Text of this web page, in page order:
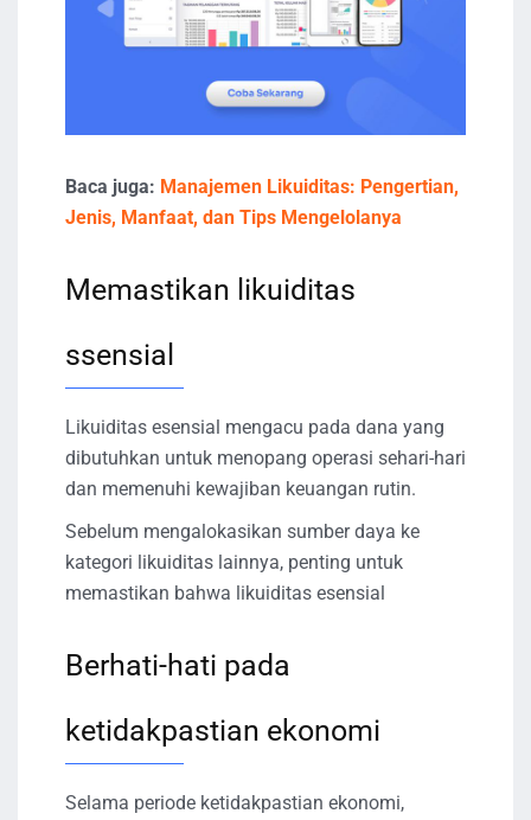
Baca juga: Manajemen Likuiditas: Pengertian,
Jenis, Manfaat, dan Tips Mengelolanya
Memastikan likuiditas
ssensial
Likuiditas esensial mengacu pada dana yang
dibutuhkan untuk menopang operasi sehari-hari
dan memenuhi kewajiban keuangan rutin.
Sebelum mengalokasikan sumber daya ke
kategori likuiditas lainnya, penting untuk
memastikan bahwa likuiditas esensial
Berhati-hati pada
ketidakpastian ekonomi
Selama periode ketidakpastian ekonomi,